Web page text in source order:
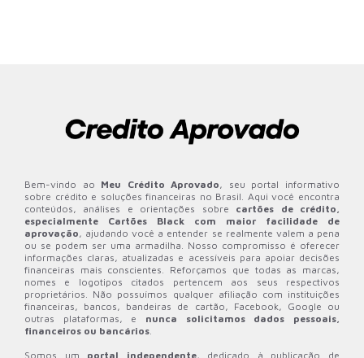
Bem-vindo ao Meu Crédito Aprovado, seu portal informativo
sobre crédito e soluções financeiras no Brasil. Aqui você encontra
conteúdos, análises e orientações sobre cartões de crédito,
especialmente Cartões Black com maior facilidade de
aprovação, ajudando você a entender se realmente valem a pena
ou se podem ser uma armadilha. Nosso compromisso é oferecer
informações claras, atualizadas e acessíveis para apoiar decisões
financeiras mais conscientes. Reforçamos que todas as marcas,
nomes e logotipos citados pertencem aos seus respectivos
proprietários. Não possuímos qualquer afiliação com instituições
financeiras, bancos, bandeiras de cartão, Facebook, Google ou
outras plataformas, e nunca solicitamos dados pessoais,
financeiros ou bancários
Somos um portal independente, dedicado à publicação de